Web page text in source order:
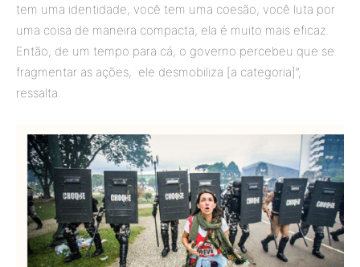
tem uma identidade, você tem uma coesão, você luta por
uma coisa de maneira compacta, ela é muito mais eficaz.
Então, de um tempo para cá, o governo percebeu que se
fragmentar as ações, ele desmobiliza [a categoria]”,
ressalta.